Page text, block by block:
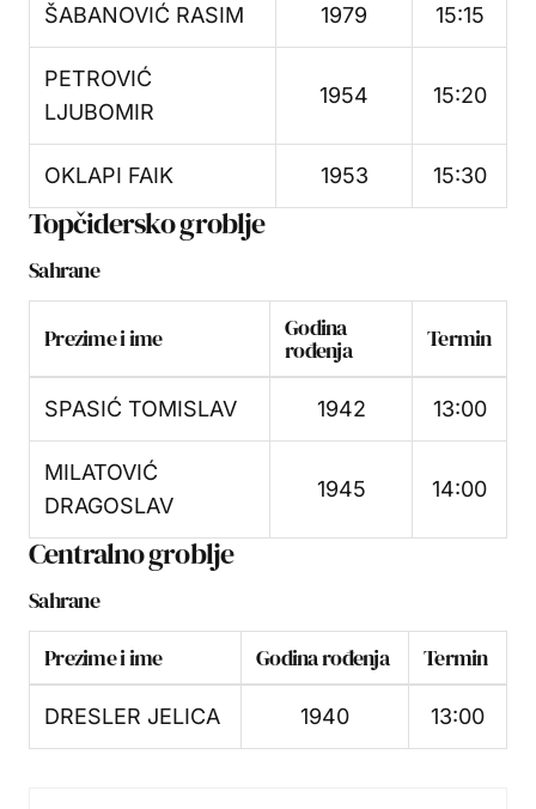
ŠABANOVIĆ RASIM 1979 15:15
PETROVIĆ
LJUBOMIR
1954 15:20
OKLAPI FAIK 1953 15:30
Topčidersko groblje
Sahrane
Prezime i ime Godina
rođenja Termin
SPASIĆ TOMISLAV 1942 13:00
MILATOVIĆ
DRAGOSLAV
1945 14:00
Centralno groblje
Sahrane
Prezime i ime
Godina rođenja Termin
DRESLER JELICA 1940 13:00